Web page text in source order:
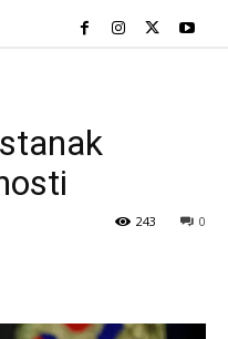
0
243